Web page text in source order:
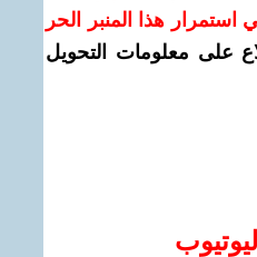
في استمرار هذا المنبر الحر
على معلومات التحويل